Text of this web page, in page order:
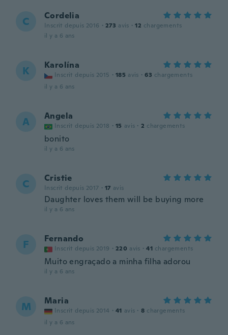
C Cordelia
Inscrit depuis 2016 · 273 avis · 12 chargements
il y a 6 ans
K Karolína
Inscrit depuis 2015 · 185 avis · 63 chargements
il y a 6 ans
A Angela
Inscrit depuis 2018 · 15 avis · 2 chargements
bonito
il y a 6 ans
C Cristie
Inscrit depuis 2017 · 17 avis
Daughter loves them will be buying more
il y a 6 ans
F Fernando
Inscrit depuis 2019 · 220 avis · 41 chargements
Muito engraçado a minha filha adorou
il y a 6 ans
M Maria
Inscrit depuis 2014 · 41 avis · 8 chargements
il y a 6 ans